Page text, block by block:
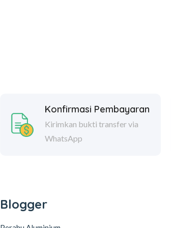
Konfirmasi Pembayaran
Kirimkan bukti transfer via
WhatsApp
Blogger